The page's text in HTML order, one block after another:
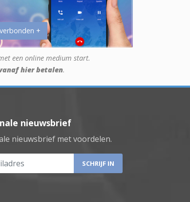
+
een online medium start.
hier betalen.
nieuwsbrief
nieuwsbrief met voordelen.